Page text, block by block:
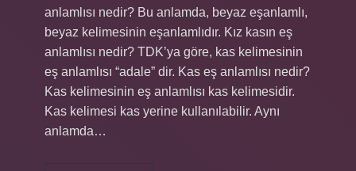
anlamlısı nedir? Bu anlamda, beyaz eşanlamlı,
beyaz kelimesinin eşanlamlıdır. Kız kasın eş
anlamlısı nedir? TDK’ya göre, kas kelimesinin
eş anlamlısı “adale” dir. Kas eş anlamlısı nedir?
Kas kelimesinin eş anlamlısı kas kelimesidir.
Kas kelimesi kas yerine kullanılabilir. Aynı
anlamda…